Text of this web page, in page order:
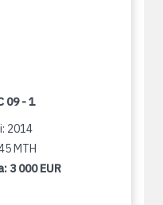
09 - 1
2014
MTH
3 000 EUR